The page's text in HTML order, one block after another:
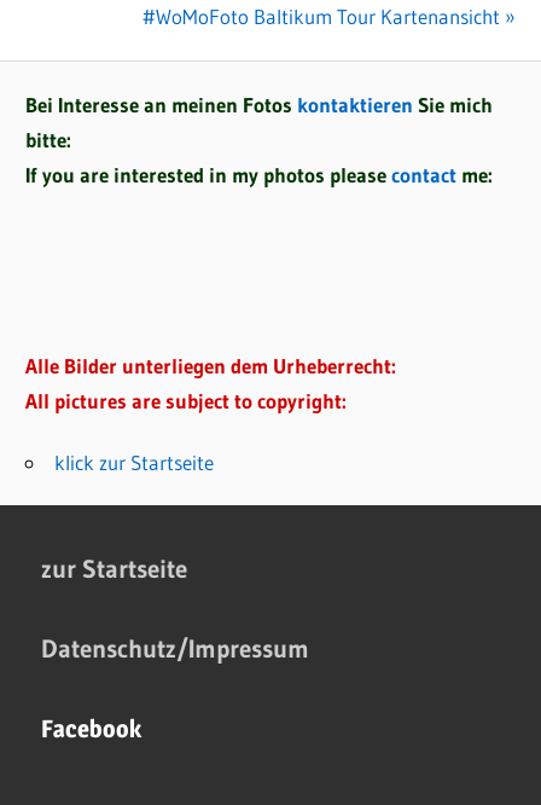
Nächster
#WoMoFoto Baltikum Tour Kartenansicht
Bei Interesse an meinen Fotos kontaktieren Sie mich
bitte:
If you are interested in my photos pleasecontact me:
Alle Bilder unterliegen dem Urheberrecht:
All pictures are subject to copyright:
klick zur Startseite
zur Startseite
Datenschutz/Impressum
Facebook